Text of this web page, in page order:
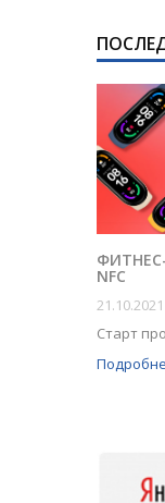
ФИТНЕС-
NFC
21.10.2021
Старт